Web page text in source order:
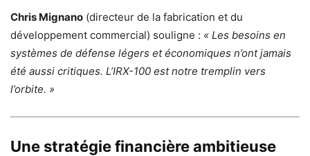
Chris Mignano (directeur de la fabrication et du
développement commercial) souligne : « Les besoins en
systèmes de défense légers et économiques n’ont jamais
été aussi critiques. L’IRX-100 est notre tremplin vers
l’orbite. »
Une stratégie financière ambitieuse